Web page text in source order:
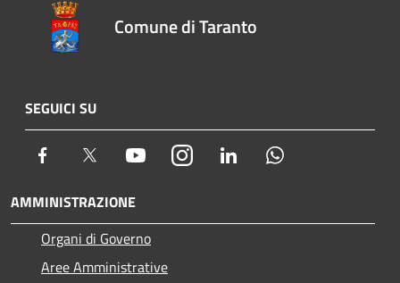
Comune di Taranto
SEGUICI SU
Facebook Twitter YoutubeInstagram LinkedIn
AMMINISTRAZIONE
Organi di Governo
Aree Amministrative